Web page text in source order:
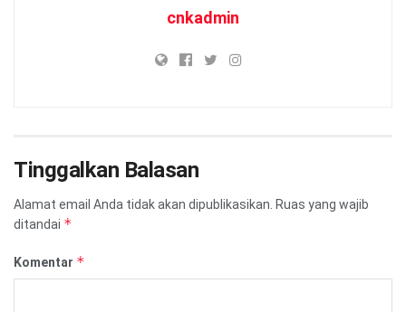
cnkadmin
Tinggalkan Balasan
Alamat email Anda tidak akan dipublikasikan. Ruas yang wajib
ditandai *
Komentar *